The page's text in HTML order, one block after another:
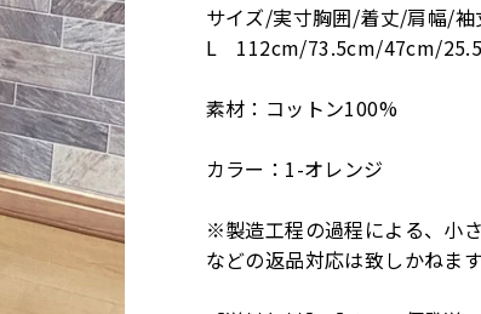
サイズ/実寸胸囲/着丈/肩幅/袖
L 112cm/73.5cm/47cm/
素材：コットン100%
カラー：1-オレンジ
※製造工程の過程による、小
などの返品対応は致しかねま